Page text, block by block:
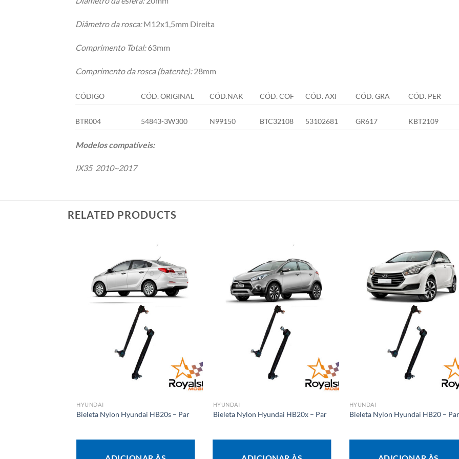
Diâmetro da rosca:M12x1,5mm Direita
Comprimento Total:63mm
Comprimento da rosca (batente):28mm
CÓDIGO CÓD. ORIGINAL CÓD.NAK CÓD. COF CÓD. AXI CÓD. GRA CÓD. PER
BTR004 54843-3W300 N99150 BTC32108 53102681 GR617 KBT2109
Modelos compatíveis:
IX35 2010~2017
RELATED PRODUCTS
HYUNDAI
Bieleta Nylon Hyundai HB20s – Par
HYUNDAI
Bieleta Nylon Hyundai HB20x – Par
HYUNDAI
Bieleta Nylon Hyundai HB20 – Par